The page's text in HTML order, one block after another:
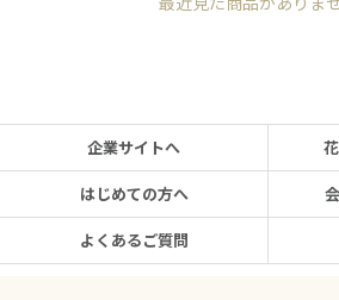
企業サイトへ
はじめての方へ
よくあるご質問